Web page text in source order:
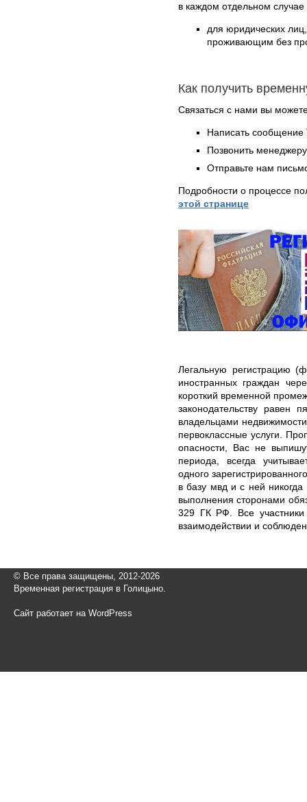
в каждом отдельном случае
для юридических
проживающим без
Как получить
Связаться с нами вы
Написать
Позвонить
Отправьте нам
Подробности о процессе
этой странице
Легальную регистрацию
иностранных граждан
короткий временной
законодательству равен
владельцами
первоклассные услуги.
опасности, Вас не
периода, всегда
одного
в базу мвд и с ней
выполнения сторонами
329 ГК РФ. Все
взаимодействии и
© Все права защищены, 2012-2026
Временная регистрация в Голицыно.
Сайт работает на WordPress